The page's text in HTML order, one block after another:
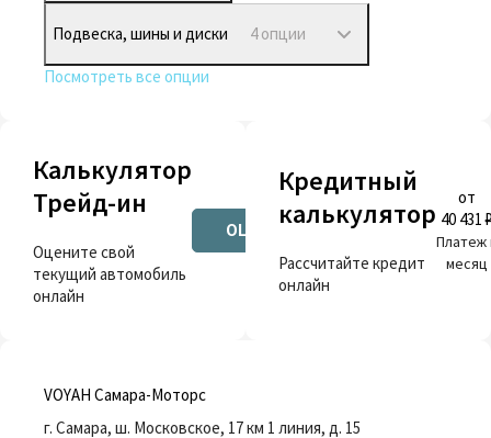
Подвеска, шины и диски 4 опции
Посмотреть все опции
Калькулятор
Трейд-ин
Оцените свой
текущий автомобиль
онлайн
ОЦЕНИТЬ
Кредитный
калькулятор
Рассчитайте кредит
онлайн
от
40 431
Платеж
месяц
VOYAH Самара-Моторс
г. Самара, ш. Московское, 17 км 1 линия, д. 15